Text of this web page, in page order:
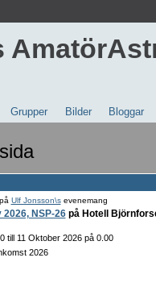
Grupper Bilder Bloggar
Ulf Jonsson\sevenemang
NSP-26på Hotell
till 11 Oktober 2026 på 0.00
2026